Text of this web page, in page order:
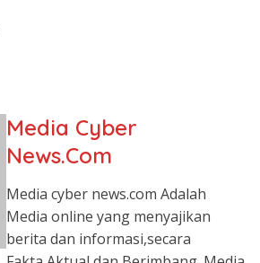
Media Cyber
News.Com
Media cyber news.com Adalah
Media online yang menyajikan
berita dan informasi,secara